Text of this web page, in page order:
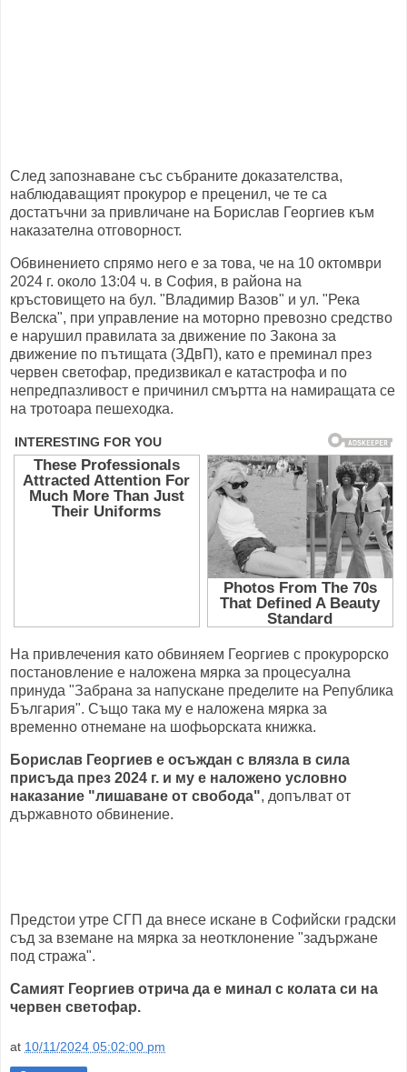
След запознаване със събраните доказателства,
наблюдаващият прокурор е преценил, че те са
достатъчни за привличане на Борислав Георгиев към
наказателна отговорност.
Обвинението спрямо него е за това, че на 10 октомври
2024 г. около 13:04 ч. в София, в района на
кръстовището на бул. "Владимир Вазов" и ул. "Река
Велска", при управление на моторно превозно средство
е нарушил правилата за движение по Закона за
движение по пътищата (ЗДвП), като е преминал през
червен светофар, предизвикал е катастрофа и по
непредпазливост е причинил смъртта на намиращата се
на тротоара пешеходка.
На привлечения като обвиняем Георгиев с прокурорско
постановление е наложена мярка за процесуална
принуда "Забрана за напускане пределите на Република
България". Също така му е наложена мярка за
временно отнемане на шофьорската книжка.
Борислав Георгиев е осъждан с влязла в сила
присъда през 2024 г. и му е наложено условно
наказание "лишаване от свобода", допълват от
държавното обвинение.
Предстои утре СГП да внесе искане в Софийски градски
съд за вземане на мярка за неотклонение "задържане
под стража".
Самият Георгиев отрича да е минал с колата си на
червен светофар.
at 10/11/2024 05:02:00 pm